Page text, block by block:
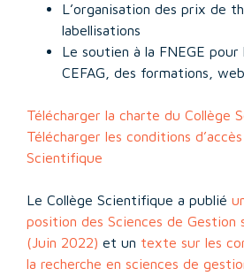
L’organisation des prix de
labellisations
Le soutien à la FNEGE pour
CEFAG, des formations,
Télécharger la charte du Collège
Télécharger les conditions
Scientifique
Le Collège Scientifique a publié
position des Sciences de Gestion
(Juin 2022) et un texte sur les
la recherche en sciences de